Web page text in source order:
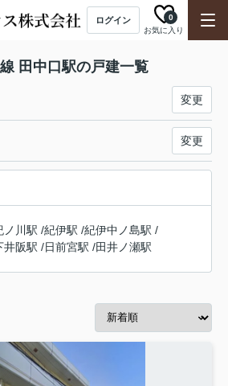
ログイン
お気に入り
0
田中口駅の戸建一覧
変更
変更
ノ川駅 /紀伊駅 /紀伊中ノ島駅 /
井阪駅 /日前宮駅 /田井ノ瀬駅